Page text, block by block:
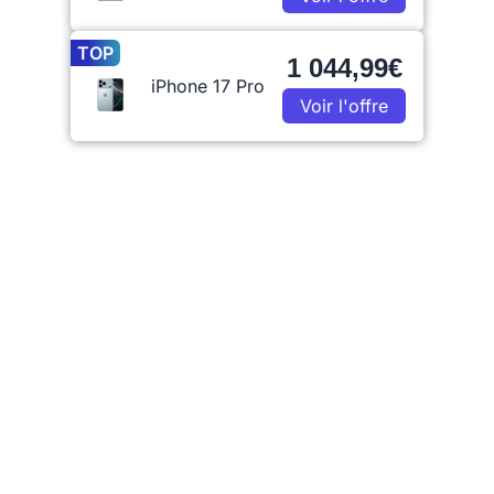
TOP
iPhone 17 Pro
1 044,99€
Voir l'offre